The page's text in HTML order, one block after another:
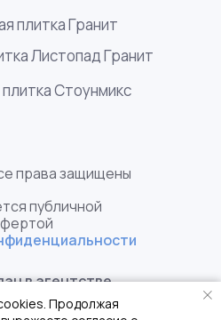
Продолжая
права защищены
публичной
в агентстве
L7
плитка Гранит
Листопад Гранит
Стоунмикс